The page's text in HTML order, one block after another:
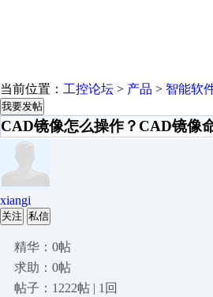
当前位置： 工控论坛 > 产品 > 智能软
我要发帖
CAD镜像怎么操作？CAD镜像
xiangi
关注 私信
精华：0帖
求助：0帖
帖子：1222帖 | 1回